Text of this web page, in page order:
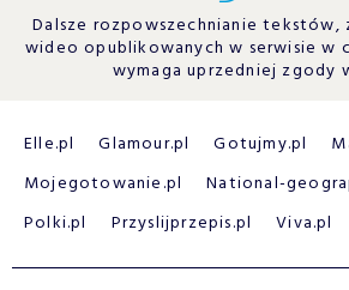
Dalsze rozpowszechnianie tekstów,
wideo opublikowanych w serwisie w
wymaga uprzedniej zgody
Elle.pl Glamour.pl Gotujmy.pl
Mojegotowanie.pl
National-
Polki.pl
Przyslijprzepis.pl Viva.pl